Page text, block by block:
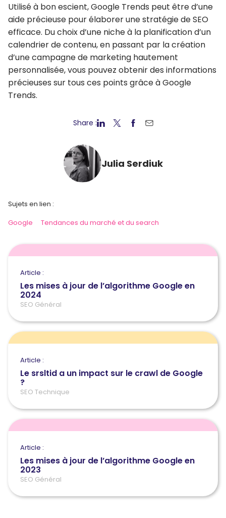
Utilisé à bon escient, Google Trends peut être d’une
aide précieuse pour élaborer une stratégie de SEO
efficace. Du choix d’une niche à la planification d’un
calendrier de contenu, en passant par la création
d’une campagne de marketing hautement
personnalisée, vous pouvez obtenir des informations
précieuses sur tous ces points grâce à Google
Trends.
Share :
Julia Serdiuk
Sujets en lien :
Google
Tendances du marché et du search
Article :
Les mises à jour de l’algorithme Google en
2024
SEO Général
Article :
Le srsltid a un impact sur le crawl de Google
?
SEO Technique
Article :
Les mises à jour de l’algorithme Google en
2023
SEO Général